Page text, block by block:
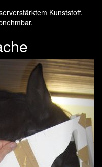
Kunststoff.
Next